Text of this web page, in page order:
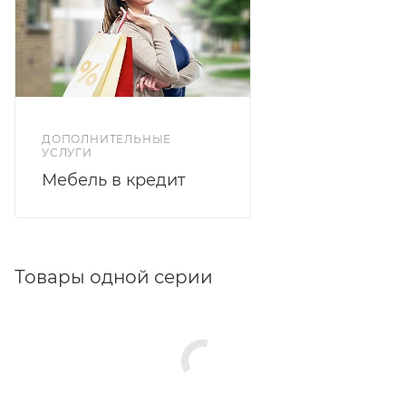
ДОПОЛНИТЕЛЬНЫЕ
УСЛУГИ
Мебель в кредит
Товары одной серии